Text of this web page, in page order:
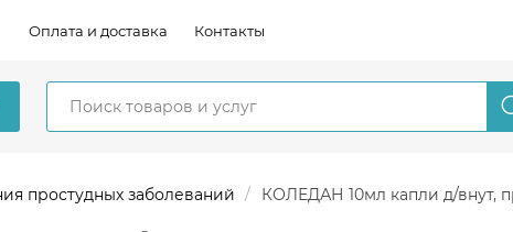
Оплата и доставка Контакты
простудных заболеваний КОЛЕДАН 10мл капли д/внут,